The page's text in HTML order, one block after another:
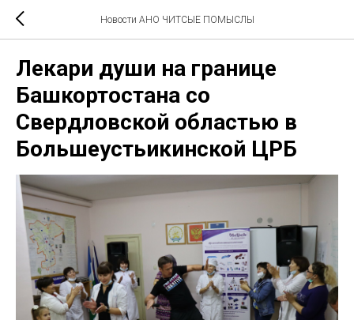
Новости АНО ЧИТСЫЕ ПОМЫСЛЫ
Лекари души на границе
Башкортостана со
Свердловской областью в
Большеустьикинской ЦРБ